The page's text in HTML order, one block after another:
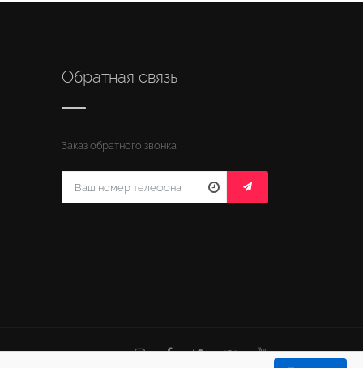
Обратная связь
Заказ обратного звонка